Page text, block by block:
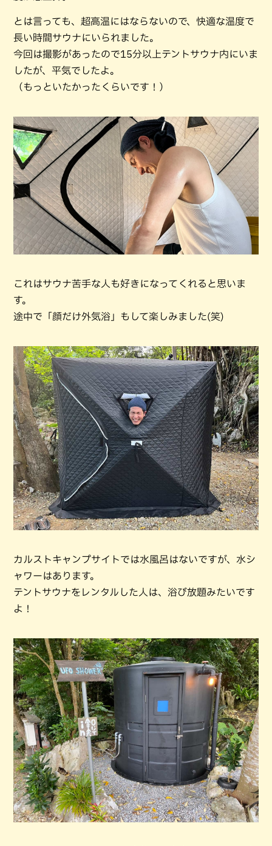
とは言っても、超高温にはならないので、快適な温度で
長い時間サウナにいられました。
今回は撮影があったので15分以上テントサウナ内にいま
したが、平気でしたよ。
（もっといたかったくらいです！）
これはサウナ苦手な人も好きになってくれると思いま
す。
途中で「顔だけ外気浴」もして楽しみました(笑)
カルストキャンプサイトでは水風呂はないですが、水シ
ャワーはあります。
テントサウナをレンタルした人は、浴び放題みたいです
よ！